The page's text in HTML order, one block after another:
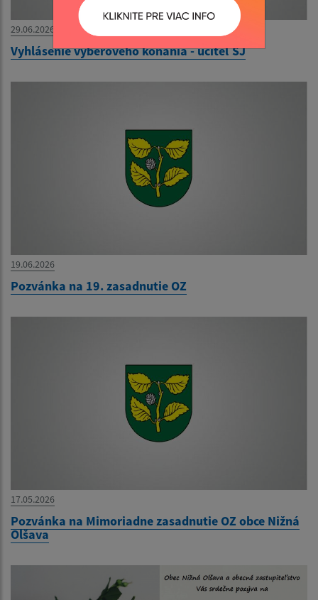
29.06.2026
Vyhlásenie výberového konania - učiteľ SJ
19.06.2026
Pozvánka na 19. zasadnutie OZ
17.05.2026
Pozvánka na Mimoriadne zasadnutie OZ obce Nižná
Olšava